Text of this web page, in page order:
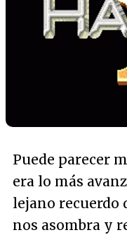
Puede parecer
era lo más
lejano recuerdo
nos asombra y